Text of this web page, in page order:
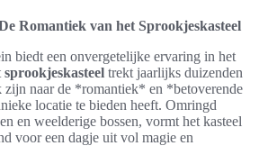
Romantiek van het Sprookjeskasteel
biedt een onvergetelijke ervaring in het
sprookjeskasteel trekt jaarlijks duizenden
zijn naar de *romantiek* en *betoverende
locatie te bieden heeft. Omringd
en weelderige bossen, vormt het kasteel
voor een dagje uit vol magie en